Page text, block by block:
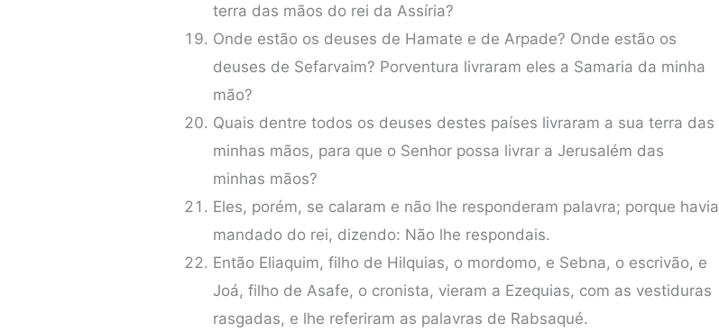
terra das mãos do rei da Assíria?
Onde estão os deuses de Hamate e de Arpade? Onde estão os
deuses de Sefarvaim? Porventura livraram eles a Samaria da minha
mão?
Quais dentre todos os deuses destes países livraram a sua terra das
minhas mãos, para que o Senhor possa livrar a Jerusalém das
minhas mãos?
Eles, porém, se calaram e não lhe responderam palavra; porque havia
mandado do rei, dizendo: Não lhe respondais.
Então Eliaquim, filho de Hilquias, o mordomo, e Sebna, o escrivão, e
Joá, filho de Asafe, o cronista, vieram a Ezequias, com as vestiduras
rasgadas, e lhe referiram as palavras de Rabsaqué.